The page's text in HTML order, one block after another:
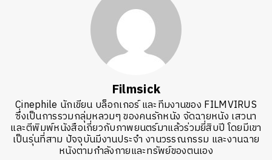
Filmsick
Cinephile นักเขียน บล็อกเกอร์ และทีมงานของ FILMVIRUS
ซึ่งเป็นการรวมกลุ่มหลวมๆ ของคนรักหนัง จัดฉายหนัง เสวนา
และตีพิมพ์หนังสือเกี่ยวกับภาพยนตร์มาแล้วร่วมยี่สิบปี โดยมีเขา
เป็นรุ่นที่สาม ปัจจุบันมีงานประจำ งานวรรณกรรม และงานฉาย
หนังตามกำลังกายและทรัพย์ของตนเอง